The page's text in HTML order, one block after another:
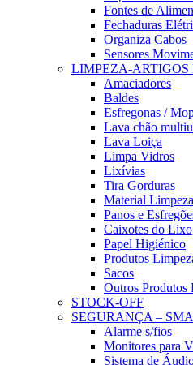
Fontes de
Fechaduras
Organiza Cabos
Sensores
LIMPEZA-ARTIGOS
Amaciadores
Baldes
Esfregonas /
Lava chão
Lava Loiça
Limpa Vidros
Lixívias
Tira Gorduras
Material Limpeza
Panos e
Caixotes do Lixo
Papel Higiénico
Produtos
Sacos
Outros Produtos
STOCK-OFF
SEGURANÇA –
Alarme s/fios
Monitores para
Sistema de